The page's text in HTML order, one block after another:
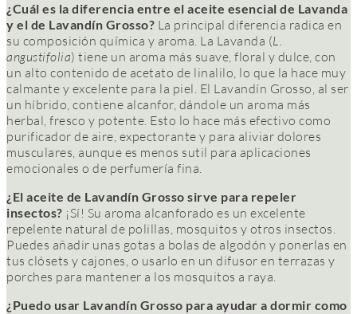
¿Cuál es la diferencia entre el aceite esencial de Lavanda
y el de Lavandín Grosso? La principal diferencia radica en
su composición química y aroma. La Lavanda (L.
angustifolia) tiene un aroma más suave, floral y dulce, con
un alto contenido de acetato de linalilo, lo que la hace muy
calmante y excelente para la piel. El Lavandín Grosso, al ser
un híbrido, contiene alcanfor, dándole un aroma más
herbal, fresco y potente. Esto lo hace más efectivo como
purificador de aire, expectorante y para aliviar dolores
musculares, aunque es menos sutil para aplicaciones
emocionales o de perfumería fina.
¿El aceite de Lavandín Grosso sirve para repeler
insectos? ¡Sí! Su aroma alcanforado es un excelente
repelente natural de polillas, mosquitos y otros insectos.
Puedes añadir unas gotas a bolas de algodón y ponerlas en
tus clósets y cajones, o usarlo en un difusor en terrazas y
porches para mantener a los mosquitos a raya.
¿Puedo usar Lavandín Grosso para ayudar a dormir como